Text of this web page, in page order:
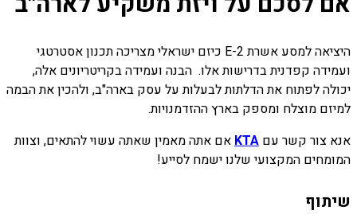
היציאה למסע אשרת E-2 כיזם ישראלי מצריכה תכנון אסטרטגי
ועמידה קפדנית בדרישות אלו. הבנה ועמידה בקריטריונים אלה,
יכולה לפתוח את הדלתות לבעלות על עסק בארה"ב, ולהכין את הבמה
למיזם מוצלח ומספק בארץ ההזדמנויות.
אנא צור קשר עם KTA אם אתה מאמין שאתה עשוי להתאים, וצוות
המומחים המקצועי שלנו ישמח לסייע!
שיתוף